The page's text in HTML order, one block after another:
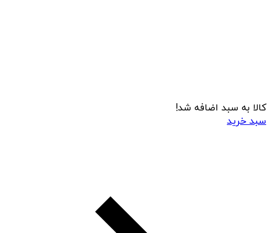
کالا به سبد اضافه شد!
سبد خرید